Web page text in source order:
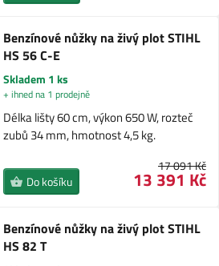
Benzínové nůžky na živý plot STIHL
HS 56 C-E
Skladem 1 ks
+ ihned na 1 prodejně
Délka lišty 60 cm, výkon 650 W, rozteč
zubů 34 mm, hmotnost 4,5 kg.
17 091 Kč
13 391 Kč
Do košíku
Benzínové nůžky na živý plot STIHL
HS 82 T